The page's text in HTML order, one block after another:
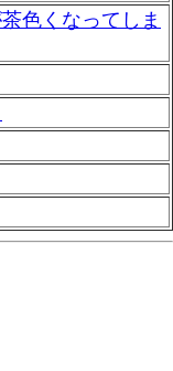
色くなってしま